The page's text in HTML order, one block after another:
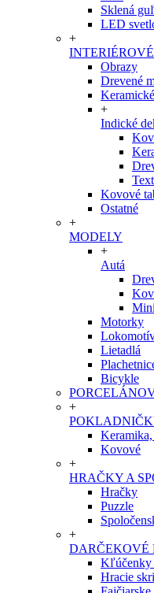
Sklená
LED
+
Obrazy
Drevené
+
Indické
Kovové
Ostatné
+
MODELY
+
Autá
Motorky
Lietadlá
Bicykle
+
Kovové
+
HRAČKY A
Hračky
Puzzle
+
DARČEKOVÉ
Kľúčenky
Hracie